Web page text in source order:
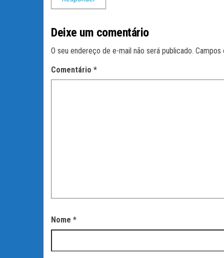
Deixe um comentário
O seu endereço de e-mail não será publicado. Campos
Comentário *
Nome *